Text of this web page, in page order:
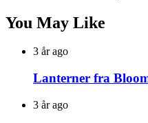
You May Like
3 år ago
Lanterner fra
3 år ago